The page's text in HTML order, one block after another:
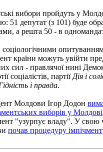
вибори пройдуть у
51 депутат (з 101) буде
а решта 50 - в
соціологічними
країни можуть увійти
сил - правлячої нині
соціалістів, партії Дія і
і правда.
Молдови Ігор Додон
виборів у Молдові
"узурпує владу". У свою
почав процедуру